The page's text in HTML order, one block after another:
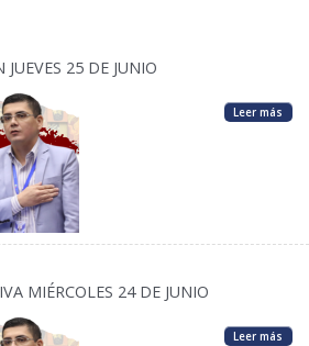
25 DE JUNIO
Leer más
MIÉRCOLES 24 DE JUNIO
Leer más